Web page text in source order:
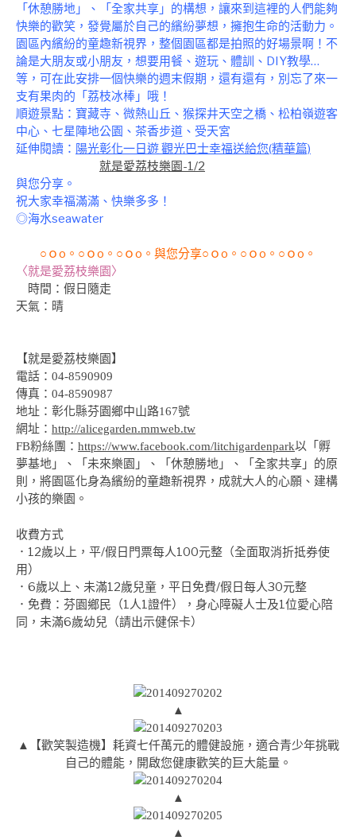
「休憩勝地」、「全家共享」的構想，讓來到這裡的人們能夠
快樂的歡笑，發覺屬於自己的繽紛夢想，擁抱生命的活動力。
園區內繽紛的童趣新視界，整個園區都是拍照的好場景啊！不
論是大朋友或小朋友，想要用餐、遊玩、體訓、DIY教學…
等，可在此安排一個快樂的週末假期，還有還有，別忘了來一
支有果肉的「荔枝冰棒」哦！
順遊景點：寶藏寺、微熱山丘、猴探井天空之橋、松柏嶺遊客
中心、七星陣地公園、茶香步道、受天宮
延伸閱讀： 陽光彰化一日遊 觀光巴士幸福送給您(精華篇)
就是愛荔枝樂園-1/2
與您分享。
祝大家幸福滿滿、快樂多多！
◎海水seawater
○ｏo。○ｏo。○ｏo。與您分享○ｏo。○ｏo。○ｏo。
〈就是愛荔枝樂園〉
時間 ：假日隨走
天氣：晴
【就是愛荔枝樂園】
電話：04-8590909
傳真：04-8590987
地址：彰化縣芬園鄉中山路167號
網址： http://alicegarden.mmweb.tw
FB粉絲團： https://www.facebook.com/litchigardenpark以「孵
夢基地」、
「未來樂園」、「休憩勝地」、「全家共享」的原
則，將園區化身為繽紛的童趣新視界，成就大人的心願、建構
小孩的樂園。
收費方式
．12歲以上，平/假日門票每人100元整（全面取消折抵券使
用）
． 6歲以上、未滿12歲兒童，平日免費/假日每人30元整
． 免費：芬園鄉民（1人1證件），身心障礙人士及1位愛心陪
同，未滿6歲幼兒（請出示健保卡）
▲
▲【歡笑製造機】耗資七仟萬元的體健設施，適合青少年挑戰
自己的體能，開啟您健康歡笑的巨大能量。
▲
▲